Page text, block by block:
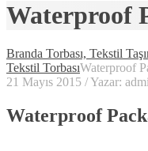
Waterproof
Branda Torbası, Tekstil
Tekstil TorbasıWaterproof
21 Mayıs 2015 /Yazar:
Waterproof